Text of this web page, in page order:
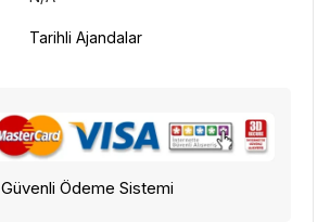
Tarihli Ajandalar
Güvenli Ödeme Sistemi